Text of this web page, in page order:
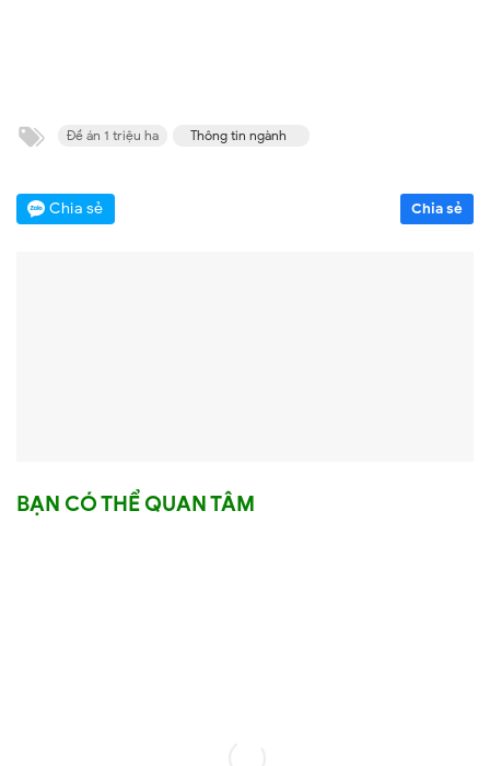
Đề án 1 triệu ha Thông tin ngành
Chia sẻ Chia sẻ
BẠN CÓ THỂ QUAN TÂM